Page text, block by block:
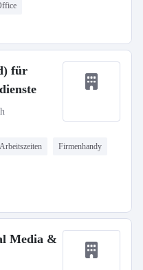
für
Firmenhandy
Media &